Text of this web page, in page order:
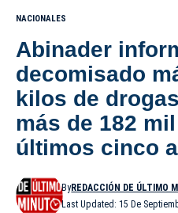
NACIONALES
Abinader
decomisado
kilos de
más de 182
últimos cinco
Last Updated: 15 De
ByREDACCIÓN DE ÚLTIMO